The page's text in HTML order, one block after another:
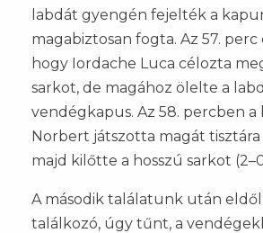
labdát gyengén fejelték a
magabiztosan fogta. Az 57.
hogy Iordache Luca célozta
sarkot, de magához ölelte a
vendégkapus. Az 58. percben a
Norbert játszotta magát
majd kilőtte a hosszú sarkot
A második találatunk után
találkozó, úgy tűnt, a